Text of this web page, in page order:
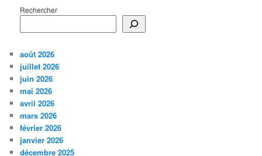
Rechercher
août 2026
juillet 2026
juin 2026
mai 2026
avril 2026
mars 2026
février 2026
janvier 2026
décembre 2025